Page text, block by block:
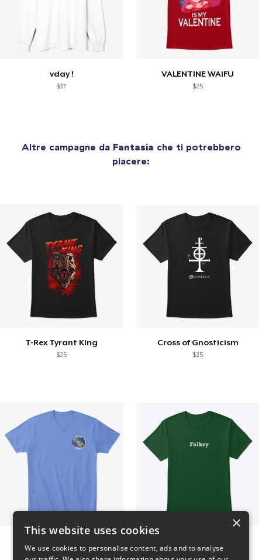
vday !
$37
VALENTINE WAIFU
$25
Altre campagne da Fantasia che ti potrebbero
piacere:
T-Rex Tyrant King
$25
Cross of Gnosticism
$25
×
This website uses cookies
We use cookies to personalise content, ads and to analyse